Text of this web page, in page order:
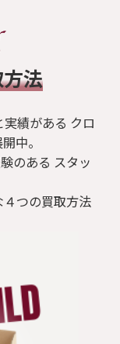
法
績がある クロ
中。
のある スタッ
４つの買取方法